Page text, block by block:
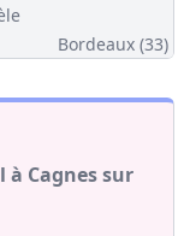
Bordeaux (33)
Cagnes sur